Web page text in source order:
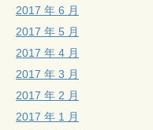
2017 年 6 月
2017 年 5 月
2017 年 4 月
2017 年 3 月
2017 年 2 月
2017 年 1 月